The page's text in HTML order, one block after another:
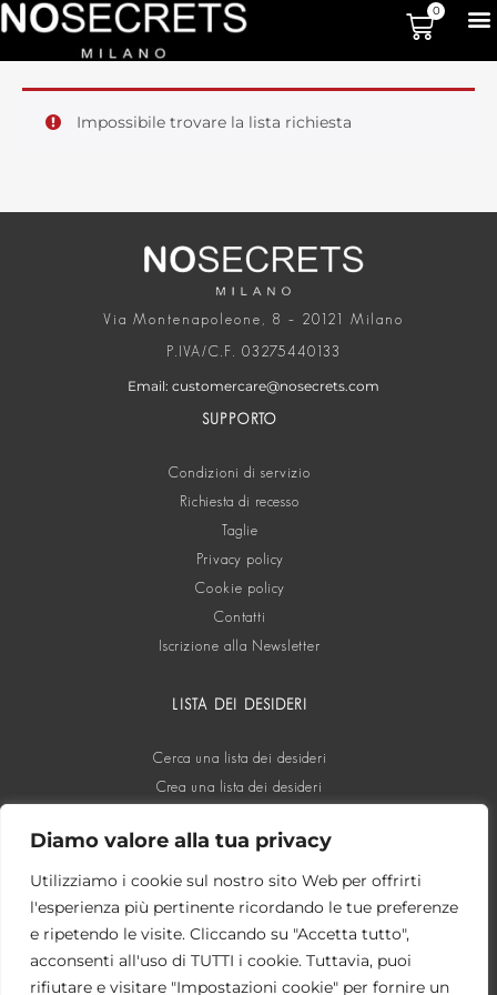
Diamo valore alla tua privacy
Utilizziamo i cookie sul nostro sito Web per offrirti
l'esperienza più pertinente ricordando le tue preferenze
e ripetendo le visite. Cliccando su "Accetta tutto",
acconsenti all'uso di TUTTI i cookie. Tuttavia, puoi
rifiutare e visitare "Impostazioni cookie" per fornire un
0
Impossibile trovare la lista richiesta
Via Montenapoleone, 8 – 20121 Milano
P.IVA/C.F. 03275440133
Email: customercare@nosecrets.com
SUPPORTO
Condizioni di servizio
Richiesta di recesso
Taglie
Privacy policy
Cookie policy
Contatti
Iscrizione alla Newsletter
LISTA DEI DESIDERI
Cerca una lista dei desideri
Crea una lista dei desideri
SOCIAL